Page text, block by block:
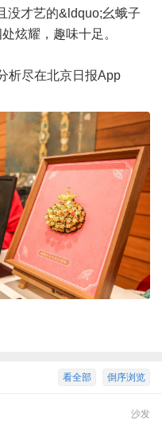
没才艺的&ldquo;幺蛾子
炫耀，趣味十足。
析尽在北京日报App
倒序浏览
看全部
沙发